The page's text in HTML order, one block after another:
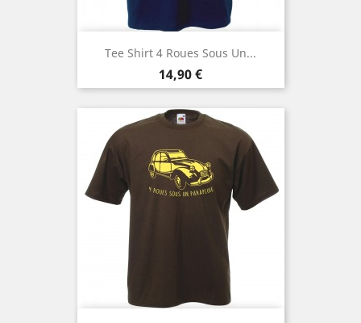
Tee Shirt 4 Roues Sous Un...
Prix
14,90 €